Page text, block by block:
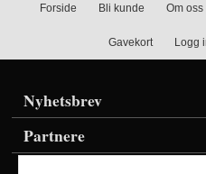
Forside Bli kunde Om oss
Gavekort Logg
Nyhetsbrev
Partnere